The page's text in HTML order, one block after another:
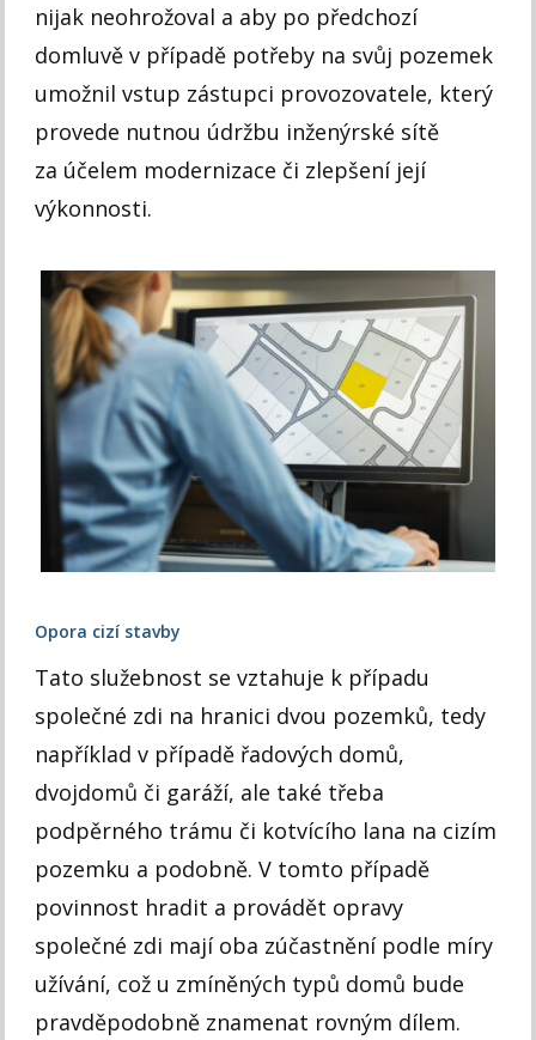
nijak neohrožoval a aby po předchozí
domluvě v případě potřeby na svůj pozemek
umožnil vstup zástupci provozovatele, který
provede nutnou údržbu inženýrské sítě
za účelem modernizace či zlepšení její
výkonnosti.
Opora cizí stavby
Tato služebnost se vztahuje k případu
společné zdi na hranici dvou pozemků, tedy
například v případě řadových domů,
dvojdomů či garáží, ale také třeba
podpěrného trámu či kotvícího lana na cizím
pozemku a podobně. V tomto případě
povinnost hradit a provádět opravy
společné zdi mají oba zúčastnění podle míry
užívání, což u zmíněných typů domů bude
pravděpodobně znamenat rovným dílem.